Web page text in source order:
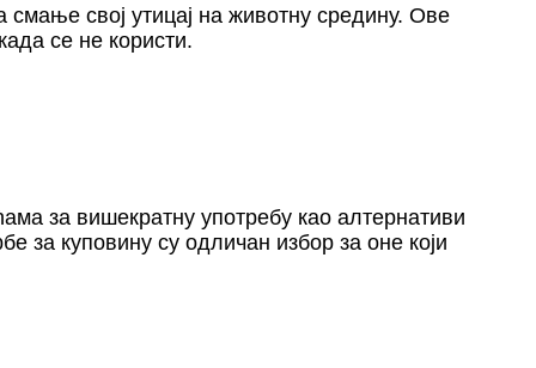
смање свој утицај на животну средину. Ове
се не користи.
за вишекратну употребу као алтернативи
за куповину су одличан избор за оне који